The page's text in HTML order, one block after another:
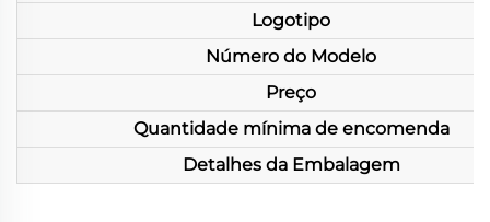
Logotipo
Número do Modelo
Preço
Quantidade mínima de encomenda
Detalhes da Embalagem